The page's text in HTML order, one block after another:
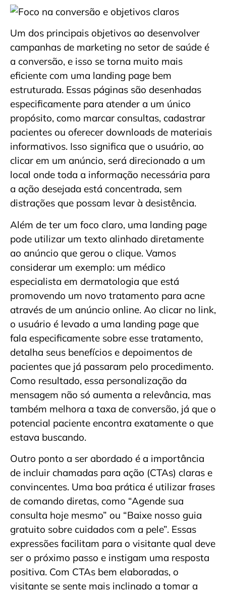
Um dos principais objetivos ao desenvolver
campanhas de marketing no setor de saúde é
a conversão, e isso se torna muito mais
eficiente com uma landing page bem
estruturada. Essas páginas são desenhadas
especificamente para atender a um único
propósito, como marcar consultas, cadastrar
pacientes ou oferecer downloads de materiais
informativos. Isso significa que o usuário, ao
clicar em um anúncio, será direcionado a um
local onde toda a informação necessária para
a ação desejada está concentrada, sem
distrações que possam levar à desistência.
Além de ter um foco claro, uma landing page
pode utilizar um texto alinhado diretamente
ao anúncio que gerou o clique. Vamos
considerar um exemplo: um médico
especialista em dermatologia que está
promovendo um novo tratamento para acne
através de um anúncio online. Ao clicar no link,
o usuário é levado a uma landing page que
fala especificamente sobre esse tratamento,
detalha seus benefícios e depoimentos de
pacientes que já passaram pelo procedimento.
Como resultado, essa personalização da
mensagem não só aumenta a relevância, mas
também melhora a taxa de conversão, já que o
potencial paciente encontra exatamente o que
estava buscando.
Outro ponto a ser abordado é a importância
de incluir chamadas para ação (CTAs) claras e
convincentes. Uma boa prática é utilizar frases
de comando diretas, como “Agende sua
consulta hoje mesmo” ou “Baixe nosso guia
gratuito sobre cuidados com a pele”. Essas
expressões facilitam para o visitante qual deve
ser o próximo passo e instigam uma resposta
positiva. Com CTAs bem elaboradas, o
visitante se sente mais inclinado a tomar a